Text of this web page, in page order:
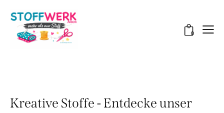
0
Kreative Stoffe - Entdecke unser